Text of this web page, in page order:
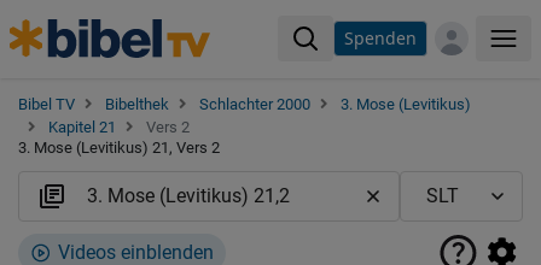
Spenden
Bibel TV Bibelthek Schlachter 2000
3. Mose (Levitikus)
Kapitel 21
Vers 2
3. Mose (Levitikus) 21, Vers 2
Videos einblenden